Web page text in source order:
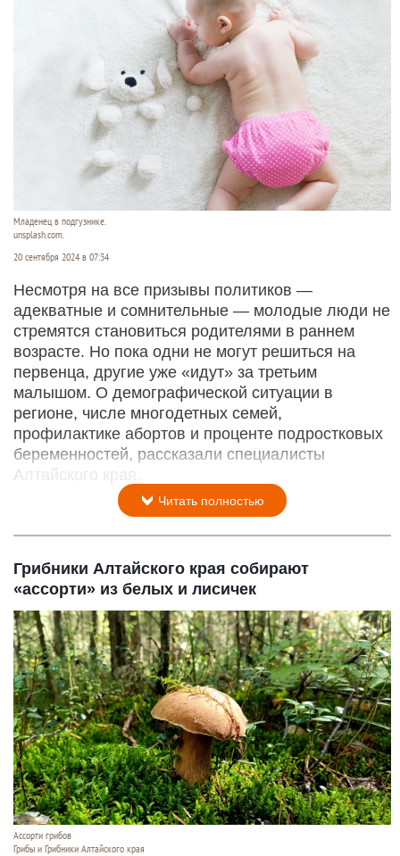
Младенец в подгузнике.
unsplash.com.
20 сентября 2024 в 07:34
Несмотря на все призывы политиков —
адекватные и сомнительные — молодые люди не
стремятся становиться родителями в раннем
возрасте. Но пока одни не могут решиться на
первенца, другие уже «идут» за третьим
малышом. О демографической ситуации в
регионе, числе многодетных семей,
профилактике абортов и проценте подростковых
беременностей, рассказали специалисты
Алтайского края.
Читать полностью
Грибники Алтайского края собирают
«ассорти» из белых и лисичек
Ассорти грибов
Грибы и Грибники Алтайского края